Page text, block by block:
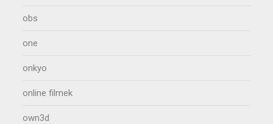
obs
one
onkyo
online filmek
own3d